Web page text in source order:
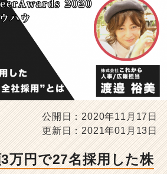
を
万
円
で
公開日：2020年11月17日
更新日：2021年01月13日
万円で27名採用した株